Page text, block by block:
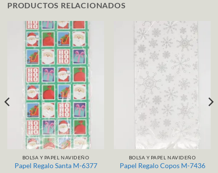
PRODUCTOS RELACIONADOS
BOLSA Y PAPEL NAVIDEÑO
Papel Regalo Santa M-6377
BOLSA Y PAPEL NAVIDEÑO
Papel Regalo Copos M-7436